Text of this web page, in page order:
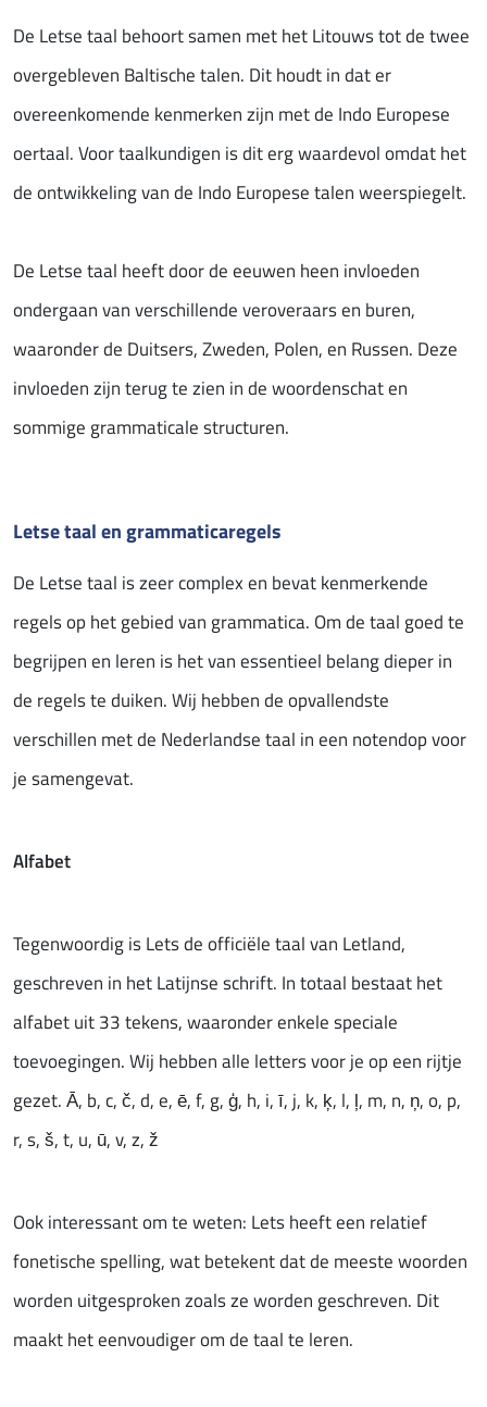
De Letse taal behoort samen met het Litouws tot de twee
overgebleven Baltische talen. Dit houdt in dat er
overeenkomende kenmerken zijn met de Indo Europese
oertaal. Voor taalkundigen is dit erg waardevol omdat het
de ontwikkeling van de Indo Europese talen weerspiegelt.
De Letse taal heeft door de eeuwen heen invloeden
ondergaan van verschillende veroveraars en buren,
waaronder de Duitsers, Zweden, Polen, en Russen. Deze
invloeden zijn terug te zien in de woordenschat en
sommige grammaticale structuren.
Letse taal en grammaticaregels
De Letse taal is zeer complex en bevat kenmerkende
regels op het gebied van grammatica. Om de taal goed te
begrijpen en leren is het van essentieel belang dieper in
de regels te duiken. Wij hebben de opvallendste
verschillen met de Nederlandse taal in een notendop voor
je samengevat.
Alfabet
Tegenwoordig is Lets de officiële taal van Letland,
geschreven in het Latijnse schrift. In totaal bestaat het
alfabet uit 33 tekens, waaronder enkele speciale
toevoegingen. Wij hebben alle letters voor je op een rijtje
gezet. Ā, b, c, č, d, e, ē, f, g, ģ, h, i, ī, j, k, ķ, l, ļ, m, n, ņ, o, p,
r, s, š, t, u, ū, v, z, ž
Ook interessant om te weten: Lets heeft een relatief
fonetische spelling, wat betekent dat de meeste woorden
worden uitgesproken zoals ze worden geschreven. Dit
maakt het eenvoudiger om de taal te leren.